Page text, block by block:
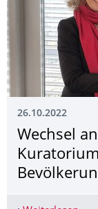
26.10.2022
Wechsel